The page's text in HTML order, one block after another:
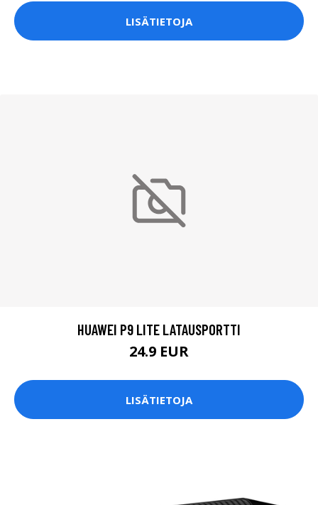
LISÄTIETOJA
HUAWEI P9 LITE LATAUSPORTTI
24.9 EUR
LISÄTIETOJA